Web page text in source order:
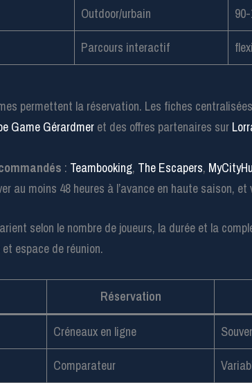
Outdoor/urbain
Parcours interactif
permettent la réservation. Les fiches
Game Gérardmeret des offres partenaires sur
: Teambooking, The Escapers,
au moins 48 heures à l’avance en haute saison,
selon le nombre de joueurs, la durée et la
espace de réunion.
Réservation
Créneaux en ligne
Comparateur